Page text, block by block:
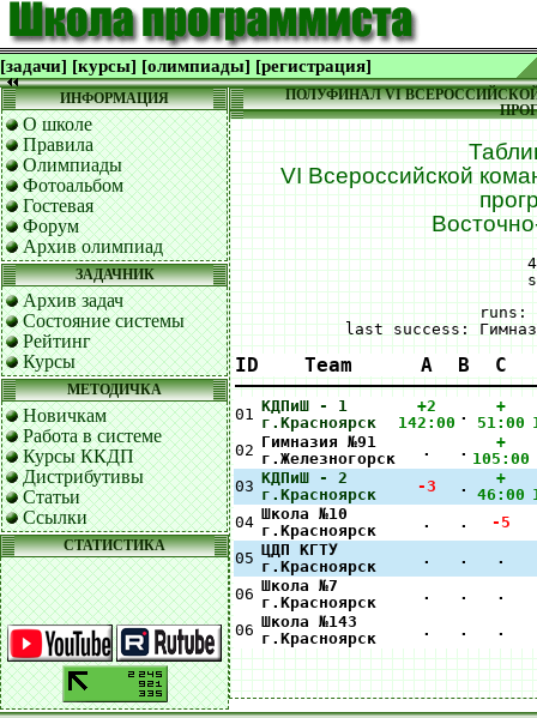
[задачи] [курсы] [олимпиады] [регистрация]
ИНФОРМАЦИЯ
О школе
Правила
Олимпиады
Фотоальбом
Гостевая
Форум
Архив олимпиад
ЗАДАЧНИК
Архив задач
Состояние системы
Рейтинг
Курсы
МЕТОДИЧКА
Новичкам
Работа в системе
Курсы ККДП
Дистрибутивы
Статьи
Ссылки
СТАТИСТИКА
ПОЛУФИНАЛ VI
VI Всероссийской
runs:
last success:
ID Team A B C
01 КДПиШ - 1
г.Красноярск
+2
142:00 .
+
51:00
02 Гимназия №91
г.Железногорск
. .
+
105:00
03 КДПиШ - 2
г.Красноярск
-3 .
+
46:00
04 Школа №10
г.Красноярск
. .
-5
05 ЦДП КГТУ
г.Красноярск
. .
.
06 Школа №7
г.Красноярск
. .
.
06 Школа №143
г.Красноярск
. . .